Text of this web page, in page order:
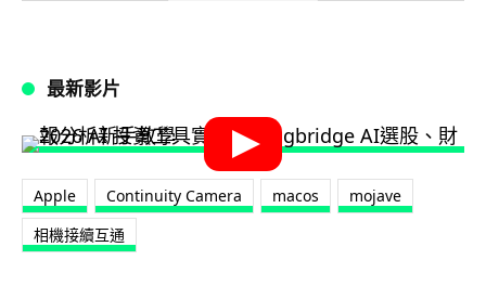
最新影片
Apple Continuity Camera macos
mojave
相機接續互通